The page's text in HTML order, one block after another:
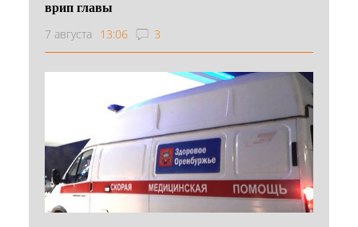
врип главы
7 августа 13:06 3